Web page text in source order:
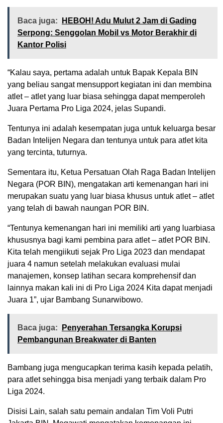
Baca juga:
HEBOH! Adu Mulut 2 Jam di Gading
Serpong: Senggolan Mobil vs Motor Berakhir di
Kantor Polisi
“Kalau saya, pertama adalah untuk Bapak Kepala BIN
yang beliau sangat mensupport kegiatan ini dan membina
atlet – atlet yang luar biasa sehingga dapat memperoleh
Juara Pertama Pro Liga 2024, jelas Supandi.
Tentunya ini adalah kesempatan juga untuk keluarga besar
Badan Intelijen Negara dan tentunya untuk para atlet kita
yang tercinta, tuturnya.
Sementara itu, Ketua Persatuan Olah Raga Badan Intelijen
Negara (POR BIN), mengatakan arti kemenangan hari ini
merupakan suatu yang luar biasa khusus untuk atlet – atlet
yang telah di bawah naungan POR BIN.
“Tentunya kemenangan hari ini memiliki arti yang luarbiasa
khususnya bagi kami pembina para atlet – atlet POR BIN.
Kita telah mengiikuti sejak Pro Liga 2023 dan mendapat
juara 4 namun setelah melakukan evaluasi mulai
manajemen, konsep latihan secara komprehensif dan
lainnya makan kali ini di Pro Liga 2024 Kita dapat menjadi
Juara 1”, ujar Bambang Sunarwibowo.
Baca juga:
Penyerahan Tersangka Korupsi
Pembangunan Breakwater di Banten
Bambang juga mengucapkan terima kasih kepada pelatih,
para atlet sehingga bisa menjadi yang terbaik dalam Pro
Liga 2024.
Disisi Lain, salah satu pemain andalan Tim Voli Putri